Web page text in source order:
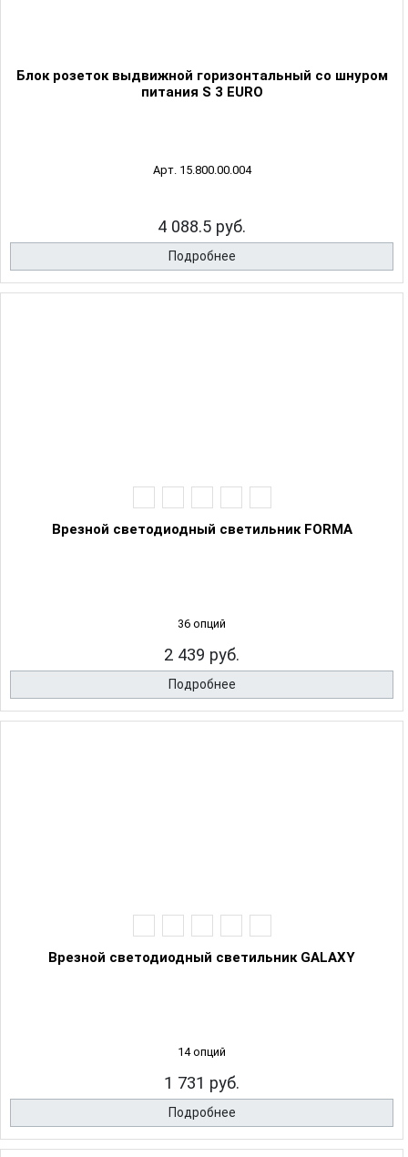
Блок розеток выдвижной горизонтальный со шнуром
питания S 3 EURO
Арт. 15.800.00.004
4 088.5 руб.
Подробнее
Врезной светодиодный светильник FORMA
36 опций
2 439 руб.
Подробнее
Врезной светодиодный светильник GALAXY
14 опций
1 731 руб.
Подробнее